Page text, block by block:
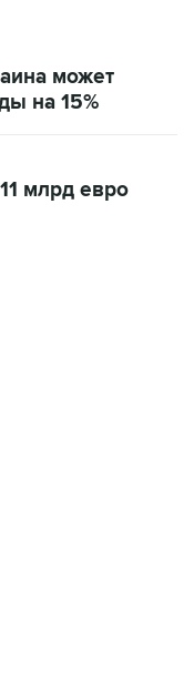
может
на 15%
млрд евро